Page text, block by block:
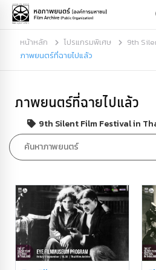
หน้าหลัก โปรแกรมพิเศษ
9th
ภาพยนตร์ที่ฉายไปแล้ว
ภาพยนตร์ที่ฉายไปแล้ว
9th Silent Film Festival in